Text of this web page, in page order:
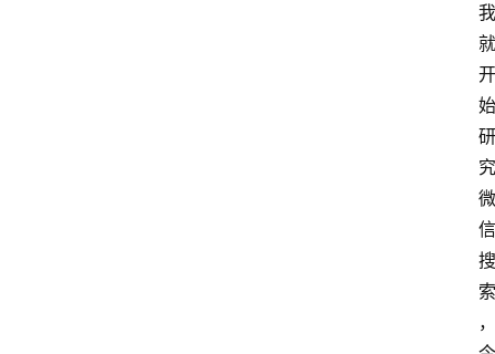
我
就
开
始
研
究
微
信
搜
索
，